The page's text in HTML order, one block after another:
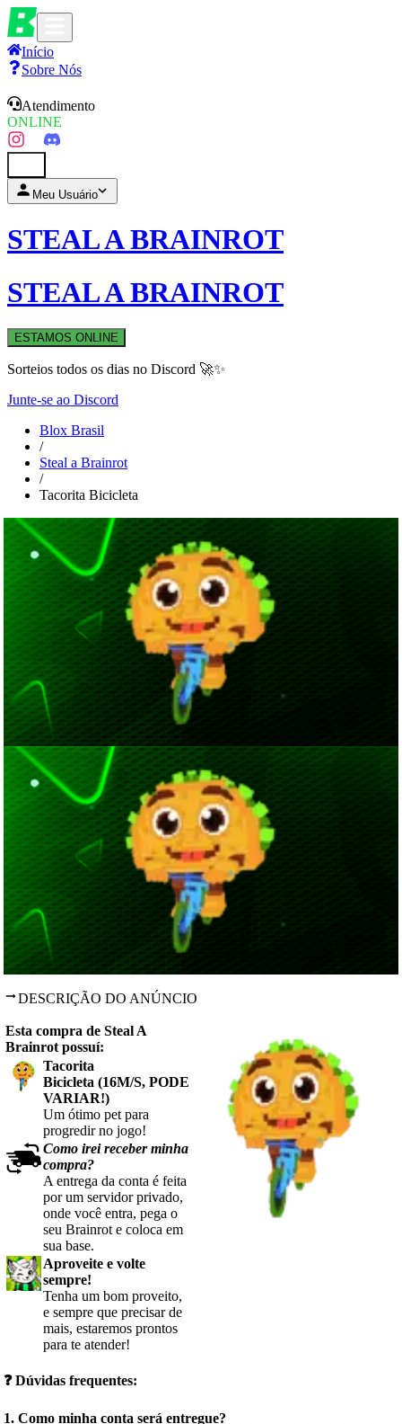
Início
Sobre Nós
Atendimento
ONLINE
Meu Usuário
STEAL A BRAINROT
STEAL A BRAINROT
ESTAMOS ONLINE
Sorteios todos os dias no Discord 🚀✨
Junte-se ao Discord
Blox Brasil
/
Steal a Brainrot
/
Tacorita Bicicleta
DESCRIÇÃO DO ANÚNCIO
Esta compra de Steal A
Brainrot possuí:
Tacorita
Bicicleta (16M/S, PODE
VARIAR!)
Um ótimo pet para
progredir no jogo!
Como irei receber minha
compra?
A entrega da conta é feita
por um servidor privado,
onde você entra, pega o
seu Brainrot e coloca em
sua base.
Aproveite e volte
sempre!
Tenha um bom proveito,
e sempre que precisar de
mais, estaremos prontos
para te atender!
❓Dúvidas frequentes:
1. Como minha conta será entregue?